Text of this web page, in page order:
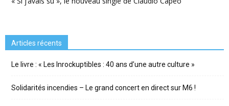
Articles récents
Le livre : « Les Inrockuptibles : 40 ans d’une autre culture »
Solidarités incendies – Le grand concert en direct sur M6 !